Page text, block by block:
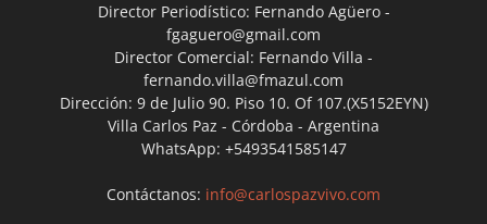
Director Periodístico: Fernando Agüero -
fgaguero@gmail.com
Director Comercial: Fernando Villa -
fernando.villa@fmazul.com
Dirección: 9 de Julio 90. Piso 10. Of 107.(X5152EYN)
Villa Carlos Paz - Córdoba - Argentina
WhatsApp: +5493541585147
Contáctanos: info@carlospazvivo.com